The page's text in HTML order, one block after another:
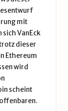
mit
VanEck
dieser
Ethereum
wird
scheint